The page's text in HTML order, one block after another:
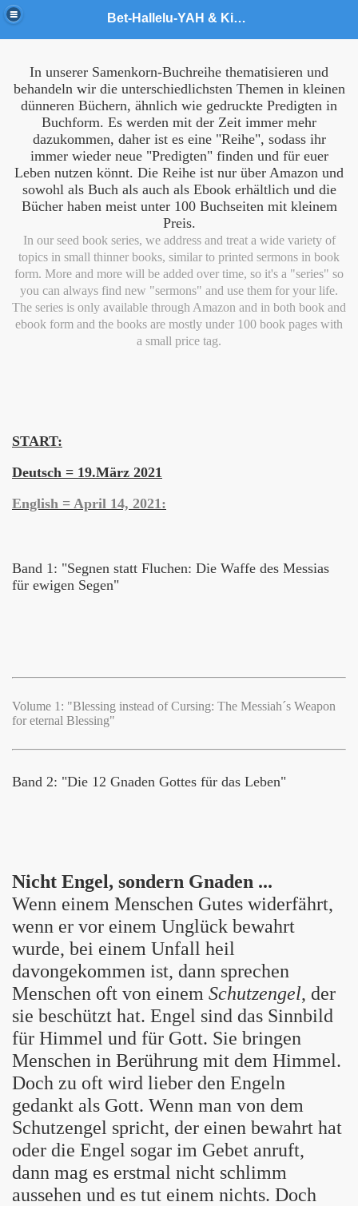
Bet-Hallelu-YAH & King YAHUSHUA World Army Ministries
In unserer Samenkorn-Buchreihe thematisieren und
behandeln wir die unterschiedlichsten Themen in kleinen
dünneren Büchern, ähnlich wie gedruckte Predigten in
Buchform. Es werden mit der Zeit immer mehr
dazukommen, daher ist es eine "Reihe", sodass ihr
immer wieder neue "Predigten" finden und für euer
Leben nutzen könnt. Die Reihe ist nur über Amazon und
sowohl als Buch als auch als Ebook erhältlich und die
Bücher haben meist unter 100 Buchseiten mit kleinem
Preis.
In our seed book series, we address and treat a wide variety of
topics in small thinner books, similar to printed sermons in book
form. More and more will be added over time, so it's a "series" so
you can always find new "sermons" and use them for your life.
The series is only available through Amazon and in both book and
ebook form and the books are mostly under 100 book pages with
a small price tag.
START:
Deutsch = 19.März 2021
English = April 14, 2021:
Band 1: "Segnen statt Fluchen: Die Waffe des Messias
für ewigen Segen"
Volume 1: "Blessing instead of Cursing: The Messiah´s Weapon
for eternal Blessing"
Band 2: "Die 12 Gnaden Gottes für das Leben"
Nicht Engel, sondern Gnaden ...
Wenn einem Menschen Gutes widerfährt,
wenn er vor einem Unglück bewahrt
wurde, bei einem Unfall heil
davongekommen ist, dann sprechen
Menschen oft von einem Schutzengel, der
sie beschützt hat. Engel sind das Sinnbild
für Himmel und für Gott. Sie bringen
Menschen in Berührung mit dem Himmel.
Doch zu oft wird lieber den Engeln
gedankt als Gott. Wenn man von dem
Schutzengel spricht, der einen bewahrt hat
oder die Engel sogar im Gebet anruft,
dann mag es erstmal nicht schlimm
aussehen und es tut einem nichts. Doch